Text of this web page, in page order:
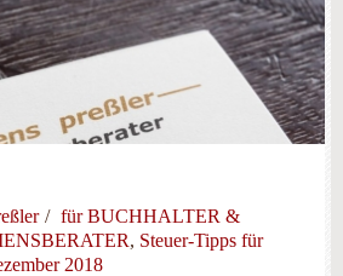
für BUCHHALTER &
, Steuer-Tipps für
2018